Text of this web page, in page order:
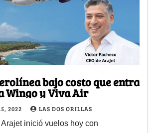
bajo costo que entra
Wingo y Viva Air
2022 LAS DOS ORILLAS
inició vuelos hoy con